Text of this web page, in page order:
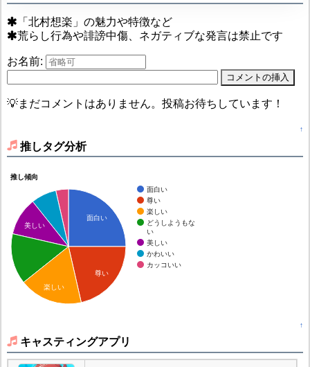
「北村想楽」の魅力や特徴など
荒らし行為や誹謗中傷、ネガティブな発言は禁止です
お名前:
💡まだコメントはありません。投稿お待ちしています！
↑
推しタグ分析
推し傾向
面白い
尊い
楽しい
どうしようもな
い
美しい
かわいい
カッコいい
面白い
尊い
美しい
楽しい
↑
キャスティングアプリ